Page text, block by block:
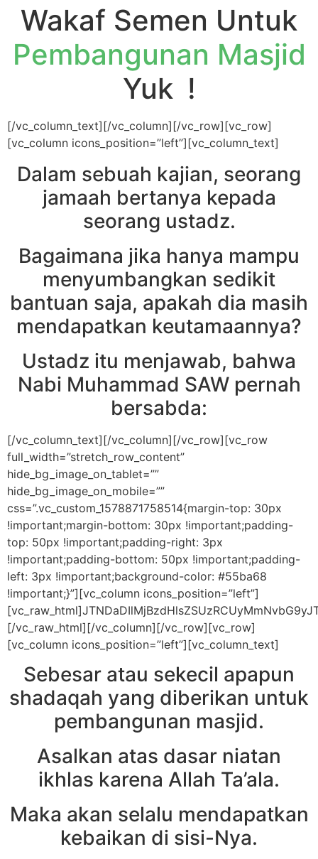
Wakaf Semen Untuk
Pembangunan Masjid
Yuk !
[/vc_column_text][/vc_column][/vc_row][vc_row]
[vc_column icons_position=”left”][vc_column_text]
Dalam sebuah kajian, seorang
jamaah bertanya kepada
seorang ustadz.
Bagaimana jika hanya mampu
menyumbangkan sedikit
bantuan saja, apakah dia masih
mendapatkan keutamaannya?
Ustadz itu menjawab, bahwa
Nabi Muhammad SAW pernah
bersabda:
[/vc_column_text][/vc_column][/vc_row][vc_row
full_width=”stretch_row_content”
hide_bg_image_on_tablet=””
hide_bg_image_on_mobile=””
css=”.vc_custom_1578871758514{margin-top: 30px
!important;margin-bottom: 30px !important;padding-
top: 50px !important;padding-right: 3px
!important;padding-bottom: 50px !important;padding-
left: 3px !important;background-color: #55ba68
!important;}”][vc_column icons_position=”left”]
[/vc_raw_html][/vc_column][/vc_row][vc_row]
[vc_column icons_position=”left”][vc_column_text]
Sebesar atau sekecil apapun
shadaqah yang diberikan untuk
pembangunan masjid.
Asalkan atas dasar niatan
ikhlas karena Allah Ta’ala.
Maka akan selalu mendapatkan
kebaikan di sisi-Nya.